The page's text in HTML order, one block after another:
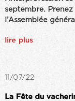
septembre.
l’Assemblée
lire plus
11/07/22
La Fête du